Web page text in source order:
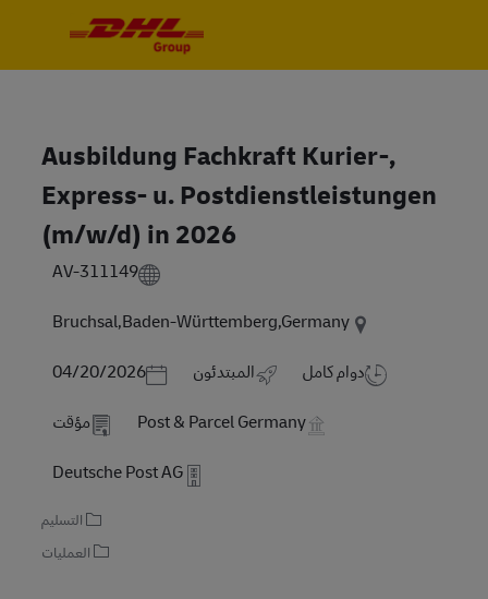
Ausbildung Fachkraft Kurier-,
Express- u. Postdienstleistungen
(m/w/d) in 2026
AV-311149
Bruchsal,Baden-Württemberg,Germany
Posted Date
04/20/2026 المبتدئون دوام كامل
مؤقت Post & Parcel Germany
Deutsche Post AG
التسليم
العمليات